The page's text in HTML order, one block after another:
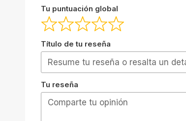
Tu puntuación global
Título de tu reseña
Tu reseña